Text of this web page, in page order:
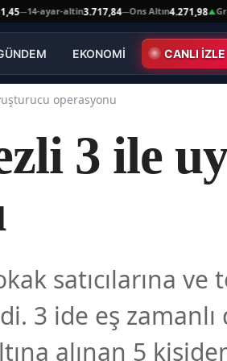
ayar-altin3.717,84—Ons Altın4.271,98▲Gram
EKONOMİ CANLI İZLE
operasyonu
3 ile
satıcılarına
3 ide eş
alınan 5